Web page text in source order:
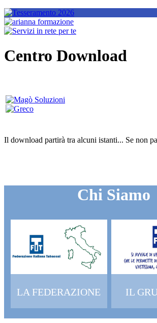
Centro Download
Il download partirà tra alcuni istanti... Se non
Chi Siamo
LA FEDERAZIONE IL